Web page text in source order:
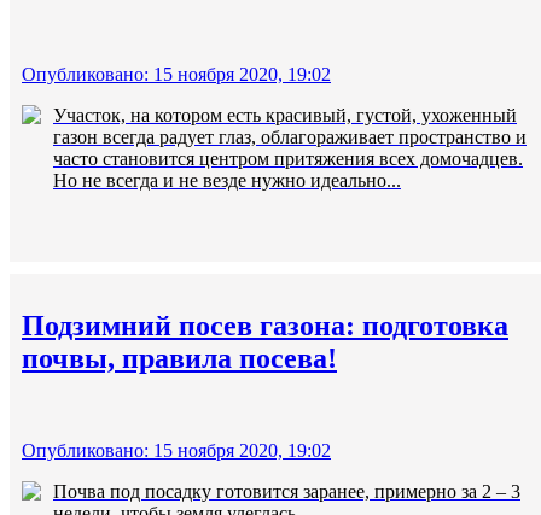
Опубликовано: 15 ноября 2020, 19:02
Участок, на котором есть красивый, густой, ухоженный
газон всегда радует глаз, облагораживает пространство и
часто становится центром притяжения всех домочадцев.
Но не всегда и не везде нужно идеально...
Подзимний посев газона: подготовка
почвы, правила посева!
Опубликовано: 15 ноября 2020, 19:02
Почва под посадку готовится заранее, примерно за 2 – 3